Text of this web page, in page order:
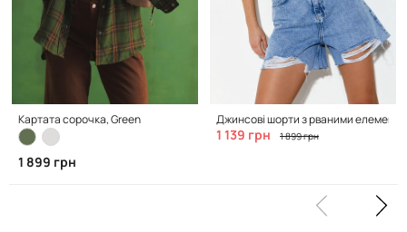
Картата сорочка, Green
1 899 грн
Джинсові шорти з рваними
1 139 грн 1 899 грн